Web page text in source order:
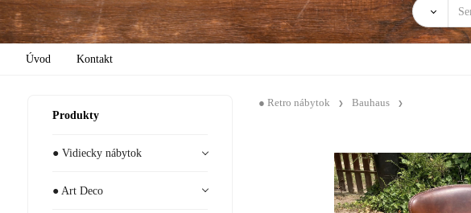
Úvod Kontakt
Produkty
● Vidiecky nábytok
● Art Deco
● Retro nábytok Bauhaus